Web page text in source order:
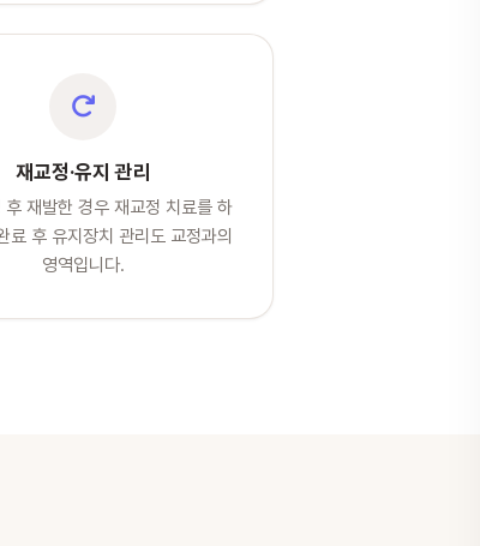
재교정·유지 관리
후 재발한 경우 재교정 치료를 하
료 후 유지장치 관리도 교정과의
영역입니다.